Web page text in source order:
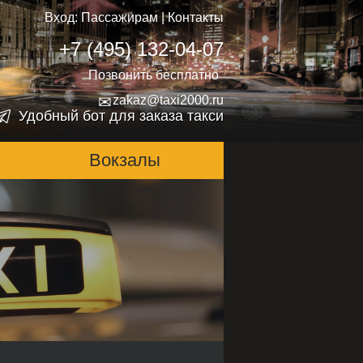
Вход: Пассажирам|Контакты
+7 (495) 132-04-07
Позвонить бесплатно
✉zakaz@taxi2000.ru
Удобный бот для заказа такси
Вокзалы